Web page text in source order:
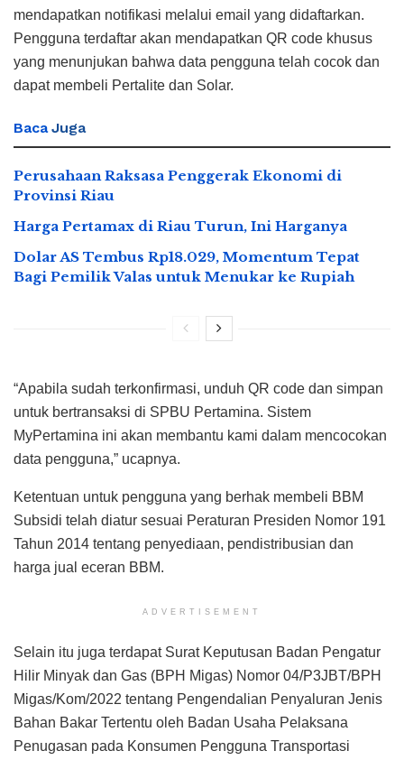
mendapatkan notifikasi melalui email yang didaftarkan.
Pengguna terdaftar akan mendapatkan QR code khusus
yang menunjukan bahwa data pengguna telah cocok dan
dapat membeli Pertalite dan Solar.
Baca Juga
Perusahaan Raksasa Penggerak Ekonomi di
Provinsi Riau
Harga Pertamax di Riau Turun, Ini Harganya
Dolar AS Tembus Rp18.029, Momentum Tepat
Bagi Pemilik Valas untuk Menukar ke Rupiah
“Apabila sudah terkonfirmasi, unduh QR code dan simpan
untuk bertransaksi di SPBU Pertamina. Sistem
MyPertamina ini akan membantu kami dalam mencocokan
data pengguna,” ucapnya.
Ketentuan untuk pengguna yang berhak membeli BBM
Subsidi telah diatur sesuai Peraturan Presiden Nomor 191
Tahun 2014 tentang penyediaan, pendistribusian dan
harga jual eceran BBM.
ADVERTISEMENT
Selain itu juga terdapat Surat Keputusan Badan Pengatur
Hilir Minyak dan Gas (BPH Migas) Nomor 04/P3JBT/BPH
Migas/Kom/2022 tentang Pengendalian Penyaluran Jenis
Bahan Bakar Tertentu oleh Badan Usaha Pelaksana
Penugasan pada Konsumen Pengguna Transportasi